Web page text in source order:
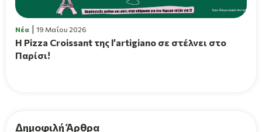
Νέα 19 Μαΐου 2026
Η Pizza Croissant της l’artigiano σε στέλνει στο
Παρίσι!
Δημοφιλή Άρθρα